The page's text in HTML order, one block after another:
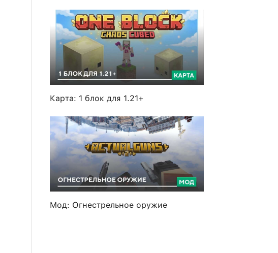
Карта: 1 блок для 1.21+
Мод: Огнестрельное оружие